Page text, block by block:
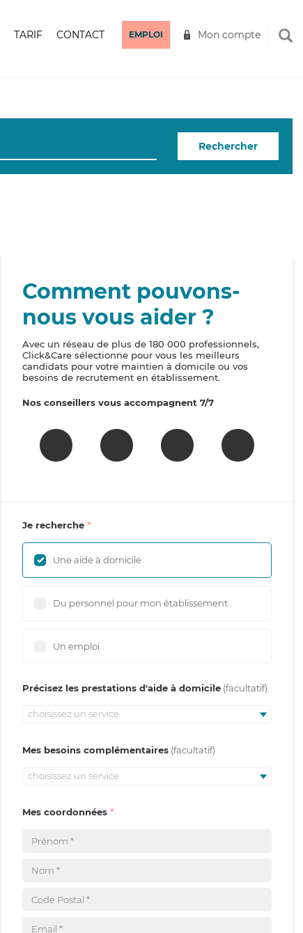
TARIF CONTACT EMPLOI Mon compte
Rechercher
Comment pouvons-
nous vous aider ?
Avec un réseau de plus de 180 000 professionnels,
Click&Care sélectionne pour vous les meilleurs
candidats pour votre maintien à domicile ou vos
besoins de recrutement en établissement.
Nos conseillers vous accompagnent 7/7
Je recherche
Une aide à domicile
Du personnel pour mon établissement
Un emploi
Précisez les prestations d'aide à domicile
choisissez un service
Mes besoins complémentaires
choisissez un service
Mes coordonnées